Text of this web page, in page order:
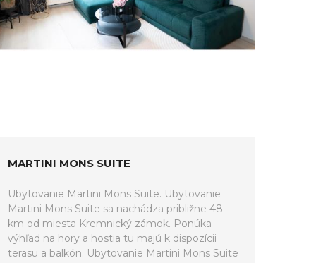
MARTINI MONS SUITE
Ubytovanie Martini Mons Suite. Ubytovanie
Martini Mons Suite sa nachádza približne 48
km od miesta Kremnický zámok. Ponúka
výhľad na hory a hostia tu majú k dispozícii
terasu a balkón. Ubytovanie Martini Mons Suite